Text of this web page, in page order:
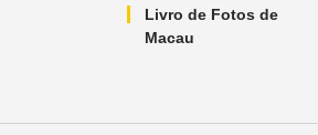
Livro de Fotos de
Macau